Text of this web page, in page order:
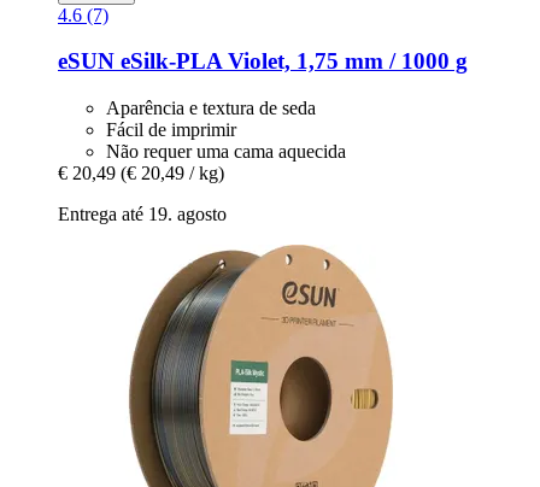
4.6 (7)
eSUN eSilk-​PLA Violet, 1,75 mm / 1000 g
Aparência e textura de seda
Fácil de imprimir
Não requer uma cama aquecida
€ 20,49 (€ 20,49 / kg)
Entrega até 19. agosto